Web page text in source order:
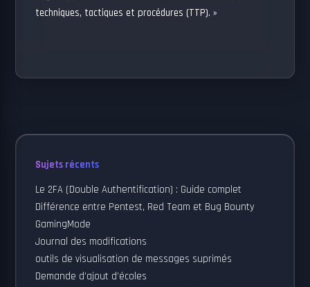
techniques, tactiques et procédures (TTP). »
Sujets récents
Le 2FA (Double Authentification) : Guide complet
Différence entre Pentest, Red Team et Bug Bounty
GamingMode
Journal des modifications
outils de visualisation de messages suprimés
Demande d’ajout d’écoles